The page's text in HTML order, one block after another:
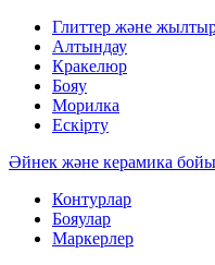
Глиттер және
Алтындау
Кракелюр
Бояу
Морилка
Ескірту
Әйнек және керамика
Контурлар
Бояулар
Маркерлер